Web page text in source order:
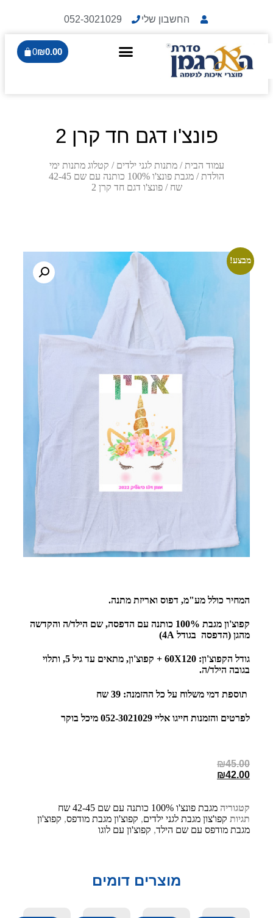
החשבון שלי 052-3021029
₪0.00
0
פונצ'ו דגם חד קרן 2
עמוד הבית /מתנות לגני ילדים / קטלוג מתנות ימי
הולדת /
מגבת פונצ'ו 100% כותנה עם שם 42-45
שח / פונצ'ו דגם חד קרן 2
מבצע!
המחיר כולל מע"מ, דפוס ואריזת מתנה.
קפוצ'ון מגבת 100% כותנה עם הדפסה, שם הילד/ה והקדשה
מהגן (הדפסה בגודל 4A)
גודל הקפוצ'ון: 60X120 + קפוצ'ון, מתאים עד גיל 5, ותלוי
בגובה הילד/ה.
תוספת דמי משלוח על כל ההזמנה: 39 שח
לפרטים והזמנות חייגו אליי 052-3021029 מיכל בוקר
₪45.00
₪42.00
קטגוריה מגבת פונצ'ו 100% כותנה עם שם 42-45 שח
תגיות קפו'צון מגבת לגני ילדים, קפוצ'ון מגבת מודפס, קפוצ'ון
מגבת מודפס עם שם הילד, קפוצ'ון עם לוגו
מוצרים דומים